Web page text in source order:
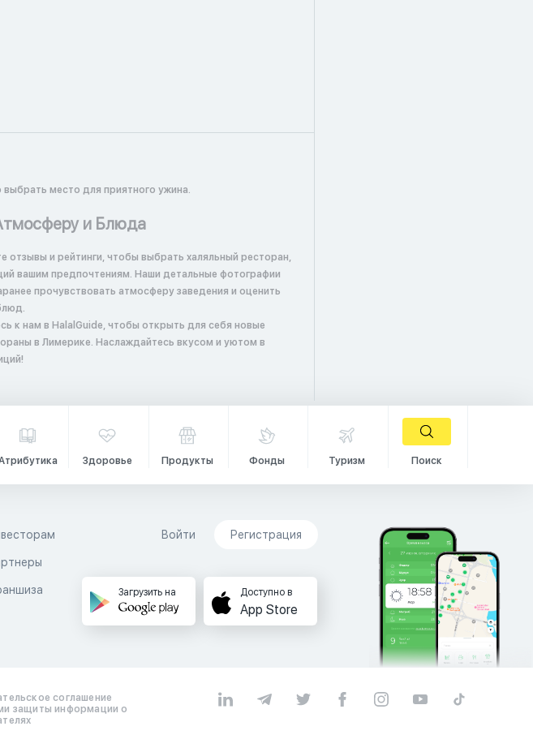
выбрать место для приятного ужина.
и Блюда
отзывы и рейтинги, чтобы выбрать халяльный ресторан,
вашим предпочтениям. Наши детальные фотографии
прочувствовать атмосферу заведения и оценить
к нам в HalalGuide, чтобы открыть для себя новые
в Лимерике. Наслаждайтесь вкусом и уютом в
Здоровье Продукты Фонды Туризм Поиск
Войти Регистрация
Загрузить на Доступно в
App Store
соглашение
защиты информации о